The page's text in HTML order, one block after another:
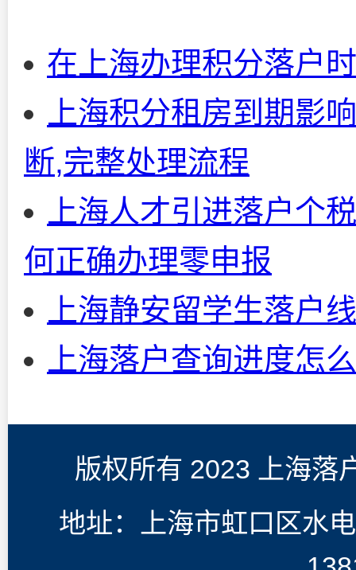
在上海办理积分落户
上海积分租房到期影
断,完整处理流程
上海人才引进落户个
何正确办理零申报
上海静安留学生落户
上海落户查询进度怎
版权所有 2023 上海落
地址：上海市虹口区水